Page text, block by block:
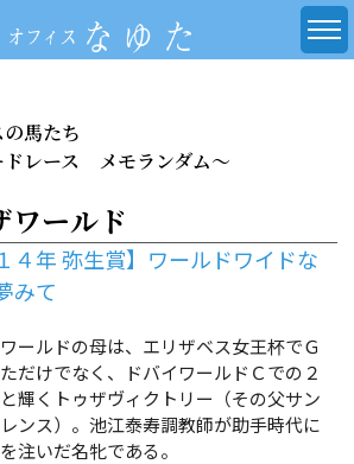
の馬たち
ドレース メモランダム～
ワールド
４年 弥生賞】ワールドワイドな
みて
ールドの母は、エリザベス女王杯でＧ
だけでなく、ドバイワールドＣでの２
輝くトゥザヴィクトリー（その父サン
ンス）。池江泰寿調教師が助手時代に
注いだ名牝である。